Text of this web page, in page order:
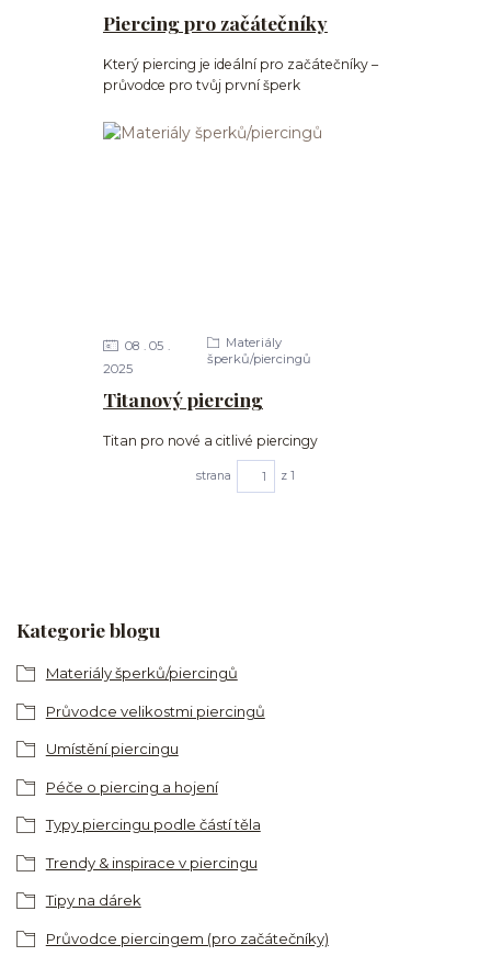
Kategorie blogu
Materiály šperků/piercingů
Průvodce velikostmi piercingů
Umístění piercingu
Péče o piercing a hojení
Typy piercingu podle částí těla
Trendy & inspirace v piercingu
Tipy na dárek
Průvodce piercingem (pro začátečníky)
Piercing pro začátečníky
Který piercing je ideální pro začátečníky –
průvodce pro tvůj první šperk
Titanový piercing
08
05
2025
Materiály
šperků/piercingů
Titan pro nové a citlivé piercingy
strana z 1